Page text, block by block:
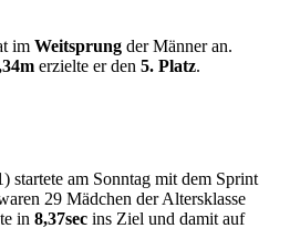
im Weitsprungder Männer an.
erzielte er den 5. Platz.
startete am Sonntag mit dem Sprint
29 Mädchen der Altersklasse
in 8,37secins Ziel und damit auf